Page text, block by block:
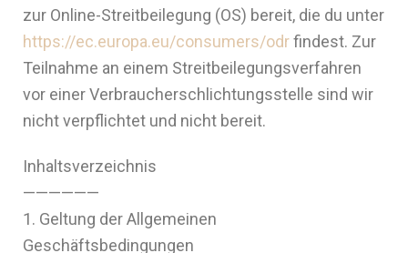
zur Online-Streitbeilegung (OS) bereit, die du unter
https://ec.europa.eu/consumers/odrfindest. Zur
Teilnahme an einem Streitbeilegungsverfahren
vor einer Verbraucherschlichtungsstelle sind wir
nicht verpflichtet und nicht bereit.
Inhaltsverzeichnis
——————
1. Geltung der Allgemeinen
Geschäftsbedingungen